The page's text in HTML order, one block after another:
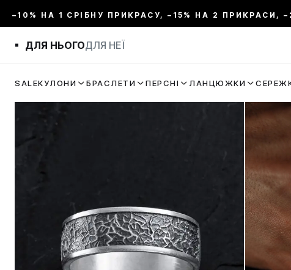
–10% НА 1 СРІБНУ ПРИКРАСУ, –15% НА 2
ДЛЯ НЬОГОДЛЯ НЕЇ
SALEКУЛОНИ БРАСЛЕТИ ПЕРСНІ ЛАНЦЮЖКИ